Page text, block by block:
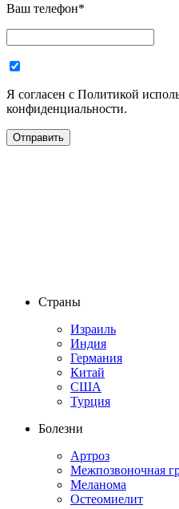
Ваш телефон*
Я согласен с Политикой
конфиденциальности.
Страны
Израиль
Индия
Германия
Китай
США
Турция
Болезни
Артроз
Межпозвоночная
Меланома
Остеомиелит